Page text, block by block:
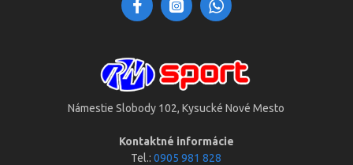
Námestie Slobody 102, Kysucké Nové Mesto
Kontaktné informácie
Tel.:0905 981 828